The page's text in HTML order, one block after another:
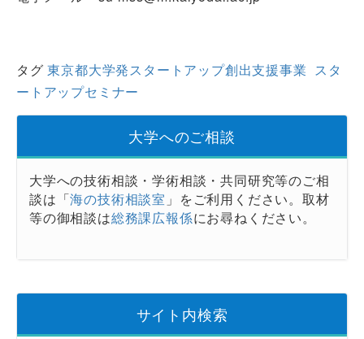
タグ東京都大学発スタートアップ創出支援事業 スタ
ートアップセミナー
大学へのご相談
大学への技術相談・学術相談・共同研究等のご相
談は「海の技術相談室 」をご利用ください。取材
等の御相談は総務課広報係にお尋ねください。
サイト内検索